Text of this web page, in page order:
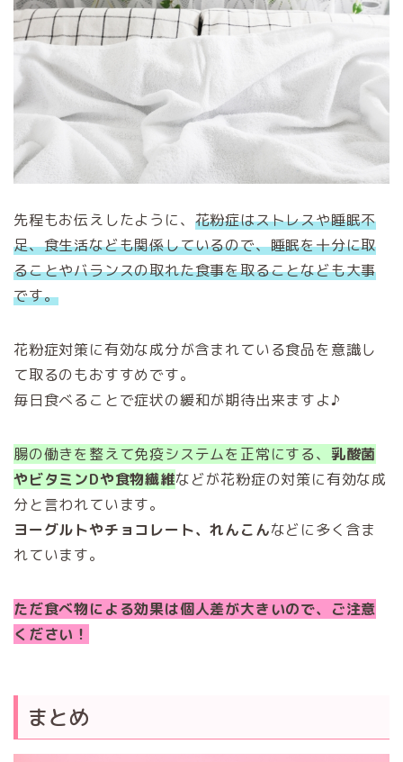
先程もお伝えしたように、 花粉症はストレスや睡眠不
足、食生活なども関係しているので、睡眠を十分に取
ることやバランスの取れた食事を取ることなども大事
です。
花粉症対策に有効な成分が含まれている食品を意識し
て取るのもおすすめです。
毎日食べることで症状の緩和が期待出来ますよ♪
腸の働きを整えて免疫システムを正常にする、 乳酸菌
やビタミンDや食物繊維などが花粉症の対策に有効な成
分と言われています。
ヨーグルトやチョコレート、れんこんなどに多く含ま
れています。
ただ食べ物による効果は個人差が大きいので、ご注意
ください！
まとめ